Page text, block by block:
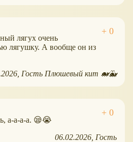
лягух очень
лягушку. А вообще он из
Гость Плюшевый кит 🐋🐳
а-а-а-а. 😪😭
06.02.2026 Гость